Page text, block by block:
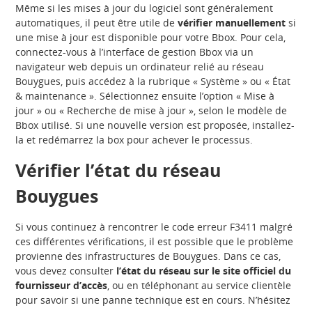
Même si les mises à jour du logiciel sont généralement
automatiques, il peut être utile devérifier manuellement si
une mise à jour est disponible pour votre Bbox. Pour cela,
connectez-vous à l’interface de gestion Bbox via un
navigateur web depuis un ordinateur relié au réseau
Bouygues, puis accédez à la rubrique « Système » ou « État
& maintenance ». Sélectionnez ensuite l’option « Mise à
jour » ou « Recherche de mise à jour », selon le modèle de
Bbox utilisé. Si une nouvelle version est proposée, installez-
la et redémarrez la box pour achever le processus.
Vérifier l’état du réseau
Bouygues
Si vous continuez à rencontrer le code erreur F3411 malgré
ces différentes vérifications, il est possible que le problème
provienne des infrastructures de Bouygues. Dans ce cas,
vous devez consulter l’état du réseau sur le site officiel du
fournisseur d’accès, ou en téléphonant au service clientèle
pour savoir si une panne technique est en cours. N’hésitez